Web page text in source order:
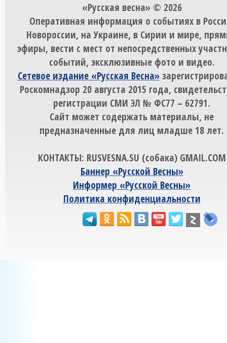
«Русская весна» © 2026
Оперативная информация о событиях в
Новороссии, на Украине, в Сирии и мире,
эфиры, вести с мест от непосредственных
событий, эксклюзивные фото и видео.
Сетевое издание «Русская Весна»
Роскомнадзор 20 августа 2015 года,
регистрации СМИ ЭЛ № ФС77 – 62791.
Сайт может содержать материалы, не
предназначенные для лиц младше 18 лет.
КОНТАКТЫ: RUSVESNA.SU (собака) GMAIL.COM
Баннер «Русской Весны»
Информер «Русской Весны»
Политика конфиденциальности